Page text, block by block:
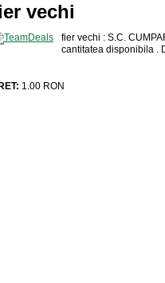
vechi
fier vechi : S.C.
cantitatea disponibila .
1.00 RON